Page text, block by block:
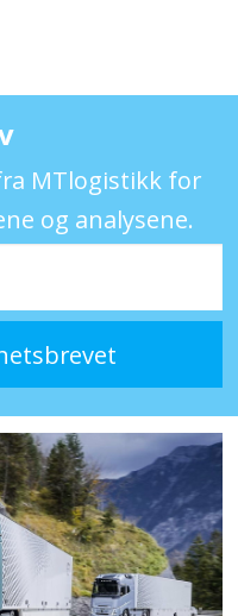
MTlogistikk for
og analysene.